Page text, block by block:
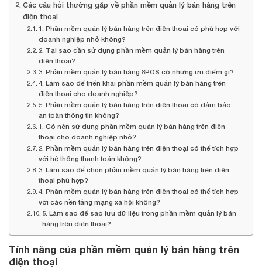
Các câu hỏi thường gặp về phần mềm quản lý bán hàng trên
điện thoại
1. Phần mềm quản lý bán hàng trên điện thoại có phù hợp với
doanh nghiệp nhỏ không?
2. Tại sao cần sử dụng phần mềm quản lý bán hàng trên
điện thoại?
3. Phần mềm quản lý bán hàng 8POS có những ưu điểm gì?
4. Làm sao để triển khai phần mềm quản lý bán hàng trên
điện thoại cho doanh nghiệp?
5. Phần mềm quản lý bán hàng trên điện thoại có đảm bảo
an toàn thông tin không?
1. Có nên sử dụng phần mềm quản lý bán hàng trên điện
thoại cho doanh nghiệp nhỏ?
2. Phần mềm quản lý bán hàng trên điện thoại có thể tích hợp
với hệ thống thanh toán không?
3. Làm sao để chọn phần mềm quản lý bán hàng trên điện
thoại phù hợp?
4. Phần mềm quản lý bán hàng trên điện thoại có thể tích hợp
với các nền tảng mạng xã hội không?
5. Làm sao để sao lưu dữ liệu trong phần mềm quản lý bán
hàng trên điện thoại?
Tính năng của phần mềm quản lý bán hàng trên
điện thoại